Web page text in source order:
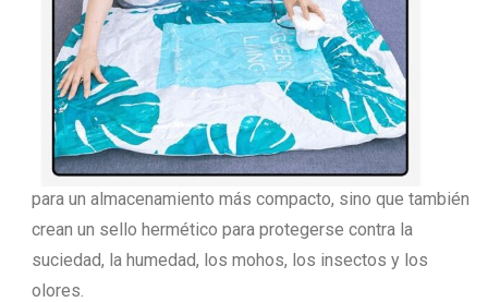
moho, ahorra espacio, ecológico, no tóxico, suave y
resistente al desgaste, sin olor, simple y elegante.
Las bolsas de almacenamiento al vacío ayudan a crear
hasta tres veces más espacio de almacenamiento en el
armario o debajo de la cama.
Las bolsas no solo comprimen artículos voluminosos
para un almacenamiento más compacto, sino que también
crean un sello hermético para protegerse contra la
suciedad, la humedad, los mohos, los insectos y los
olores.